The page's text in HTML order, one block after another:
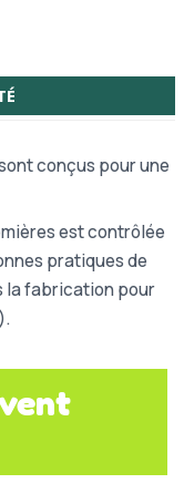
conçus pour une
est contrôlée
pratiques de
la fabrication pour